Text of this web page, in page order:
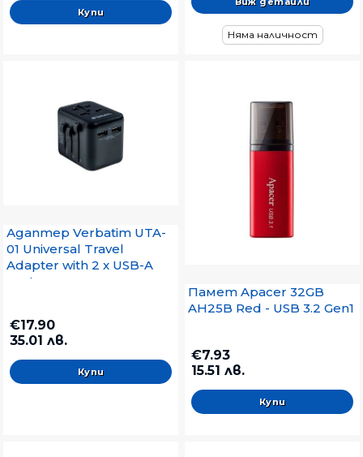
Няма наличност
Адаптер Verbatim UTA-
01 Universal Travel
Adapter with 2 x USB-A
ports
€17.90
35.01 лв.
Памет Apacer 32GB
AH25B Red - USB 3.2 Gen1
€7.93
15.51 лв.